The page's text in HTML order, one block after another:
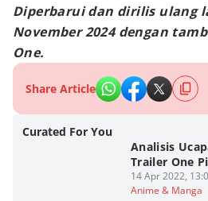
Diperbarui dan dirilis ulang
November 2024 dengan
One.
Share Article
Curated For You
Analisis
Trailer One
14 Apr 2022,
Anime & Manga